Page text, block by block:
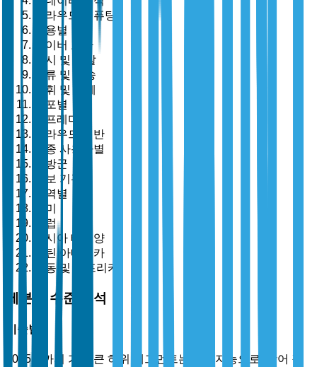
클라우드 컴퓨팅
응용별
사이버 보안
감시 및 정찰
물류 및 운송
지휘 및 통제
배포별
온프레미스
클라우드 기반
최종 사용자별
국방군
정보 기관
지역별
북미
유럽
아시아 태평양
라틴 아메리카
중동 및 아프리카
세분화 수준 분석
기술별
2025년까지 가장 큰 하위 세그먼트는 인공지능으로, 방어 작